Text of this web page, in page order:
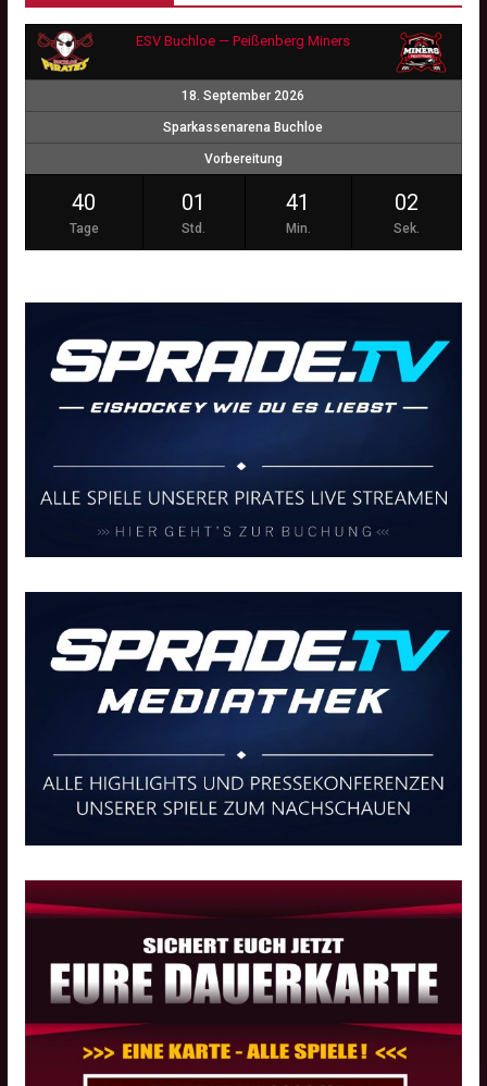
ESV Buchloe — Peißenberg Miners
18. September 2026
Sparkassenarena Buchloe
Vorbereitung
40
Tage
01
Std.
41
Min.
01
Sek.